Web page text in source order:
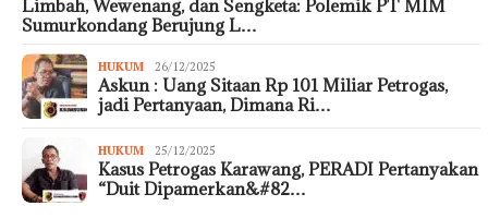
Limbah, Wewenang, dan Sengketa: Polemik PT MIM
Sumurkondang Berujung L…
HUKUM 26/12/2025
Askun : Uang Sitaan Rp 101 Miliar Petrogas,
jadi Pertanyaan, Dimana Ri…
HUKUM 25/12/2025
Kasus Petrogas Karawang, PERADI Pertanyakan
“Duit Dipamerkan&#82…